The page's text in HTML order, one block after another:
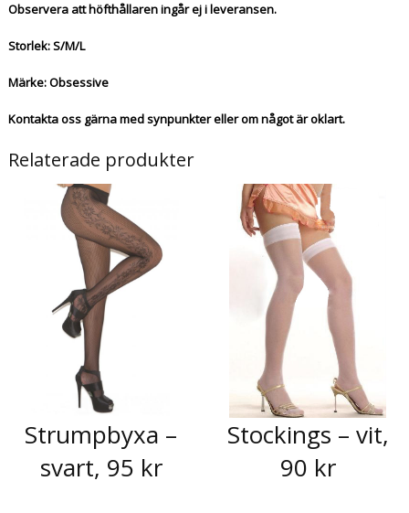
Observera att höfthållaren ingår ej i leveransen.
Storlek: S/M/L
Märke: Obsessive
Kontakta oss gärna med synpunkter eller om något är oklart.
Relaterade produkter
Strumpbyxa –
svart, 95 kr
Stockings – vit,
90 kr